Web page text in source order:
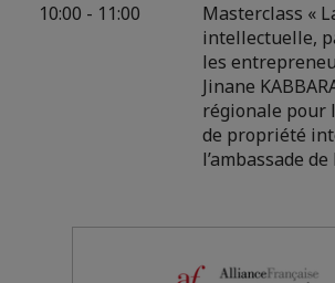
10:00 - 11:00
Masterclass «
intellectuelle,
les
Jinane
régionale pour
de propriété
l’ambassade de